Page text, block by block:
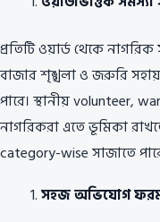
প্রতিটি ওয়ার্ড থেকে নাগরিক
বাজার শৃঙ্খলা ও জরুরি
পারে। স্থানীয় volunteer,
নাগরিকরা এতে ভূমিকা
category-wise সাজাতে
সহজ অভিযোগ